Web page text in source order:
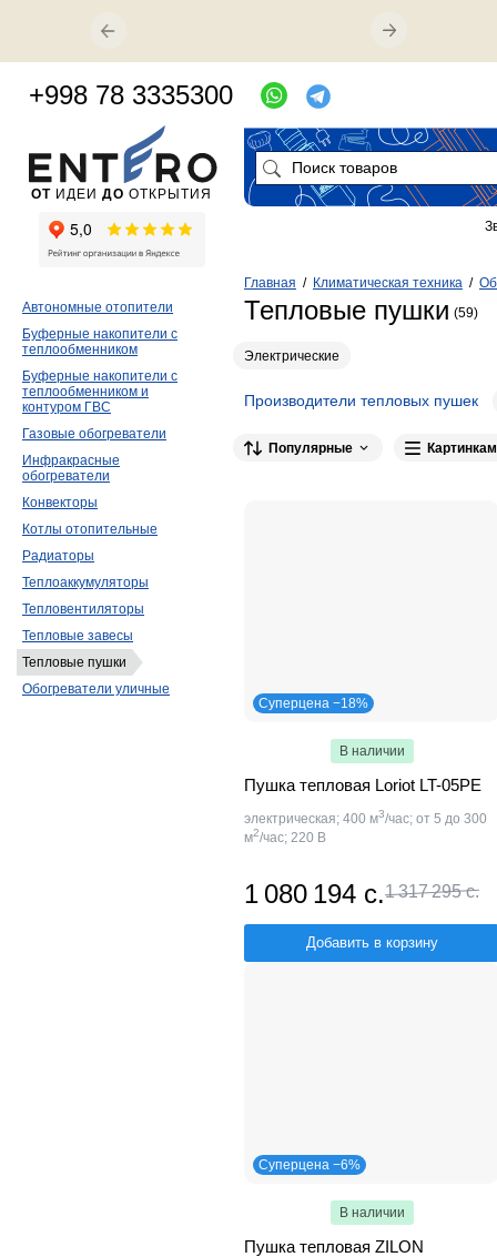
Главная / Климатическая техника /
Тепловые пушки (59)
Электрические
Производители тепловых пушек
Популярные
Суперцена −18%
В наличии
Пушка тепловая Loriot LT-05PE
электрическая; 400 м3/час; от 5 до 300
м2/час; 220 В
1 080 194 с.1 317 295 с.
Добавить в корзину
Суперцена −6%
В наличии
Пушка тепловая ZILON
Автономные отопители
Буферные накопители с
теплообменником
Буферные накопители с
теплообменником и
контуром ГВС
Газовые обогреватели
Инфракрасные
обогреватели
Конвекторы
Котлы отопительные
Радиаторы
Теплоаккумуляторы
Тепловентиляторы
Тепловые завесы
Тепловые пушки
Обогреватели уличные
ОТ ИДЕИ ДО ОТКРЫТИЯ
+998 78 3335300